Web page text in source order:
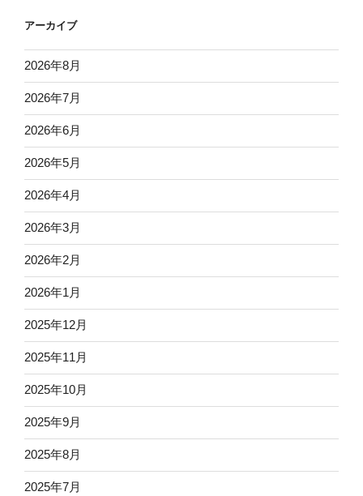
アーカイブ
2026年8月
2026年7月
2026年6月
2026年5月
2026年4月
2026年3月
2026年2月
2026年1月
2025年12月
2025年11月
2025年10月
2025年9月
2025年8月
2025年7月